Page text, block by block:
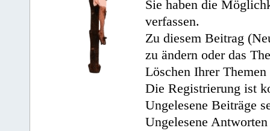
Sie haben die
verfassen.
Zu diesem Beitrag
zu ändern oder das
Löschen Ihrer
Die Registrierung ist
Ungelesene Beiträge
Ungelesene